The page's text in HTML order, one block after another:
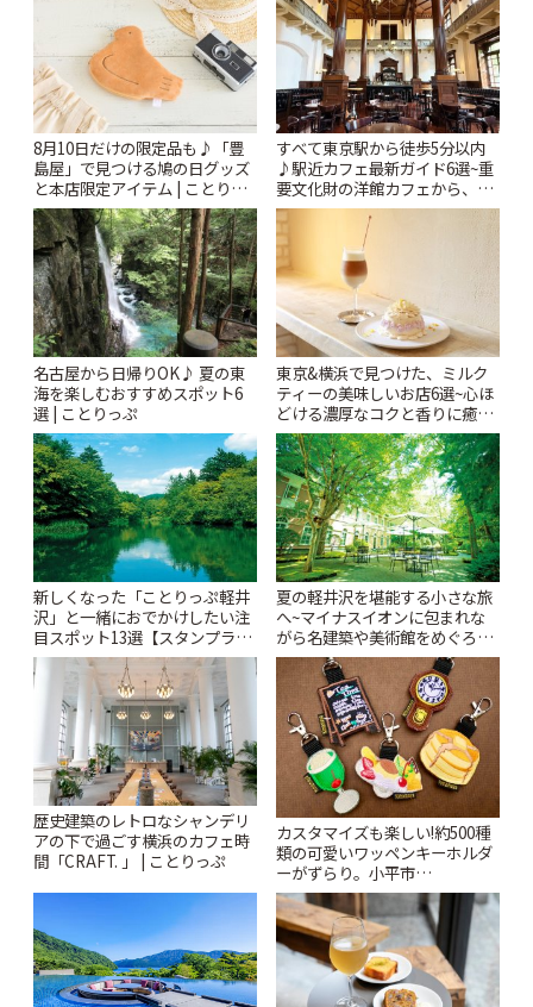
8月10日だけの限定品も♪「豊
島屋」で見つける鳩の日グッズ
と本店限定アイテム | ことりっ
ぷ
すべて東京駅から徒歩5分以内
♪駅近カフェ最新ガイド6選~重
要文化財の洋館カフェから、改
札すぐのレトロ喫茶まで~ | こと
りっぷ
名古屋から日帰りOK♪ 夏の東
海を楽しむおすすめスポット6
選 | ことりっぷ
東京&横浜で見つけた、ミルク
ティーの美味しいお店6選~心ほ
どける濃厚なコクと香りに癒や
されるティータイム~ | ことりっ
ぷ
新しくなった「ことりっぷ軽井
沢」と一緒におでかけしたい注
目スポット13選【スタンプラリ
ー開催中】 | ことりっぷ
夏の軽井沢を堪能する小さな旅
へ~マイナスイオンに包まれな
がら名建築や美術館をめぐろう
~ | ことりっぷ
歴史建築のレトロなシャンデリ
アの下で過ごす横浜のカフェ時
間「CRAFT. 」 | ことりっぷ
カスタマイズも楽しい!約500種
類の可愛いワッペンキーホルダ
ーがずらり。小平市
「Kimamaya T&K」 | ことりっ
ぷ